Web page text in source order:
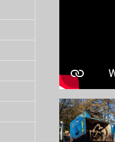
Show larger